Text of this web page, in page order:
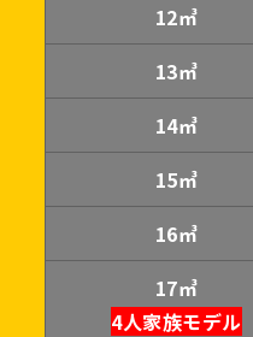
12㎥
13㎥
14㎥
15㎥
16㎥
17㎥
4人家族モデル